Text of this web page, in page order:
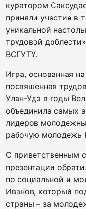
куратором
приняли участие в
уникальной
трудовой
ВСГУТУ.
Игра, основанная
посвященная
Улан-Удэ в годы
объединила самых
лидеров
рабочую молодежь
С приветственным
презентации
по социальной и
Иванов, который
страны – за